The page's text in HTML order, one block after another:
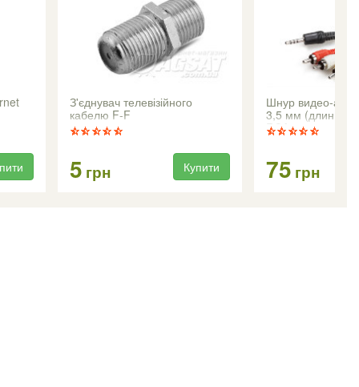
З'єднувач телевізійного
кабелю F-F
5 грн Купити
Шнур видео-
3,5 мм
RCA, 1,0м
75 грн